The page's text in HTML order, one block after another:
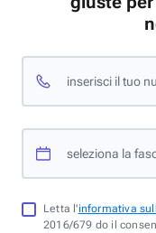
inserisci il tuo
seleziona la
Letta l'informativa
2016/679 do il